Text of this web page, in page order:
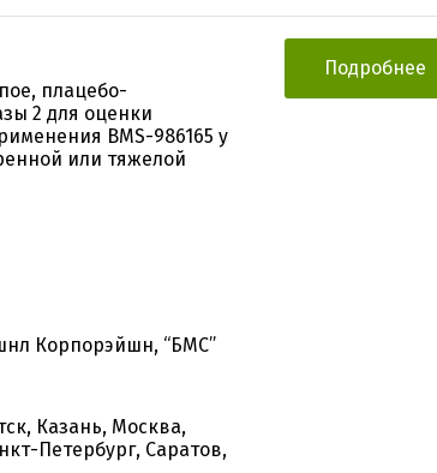
плацебо-
2 для оценки
BMS-986165 у
или тяжелой
Корпорэйшн, “БМС”
Казань, Москва,
Петербург, Саратов,
Подробнее